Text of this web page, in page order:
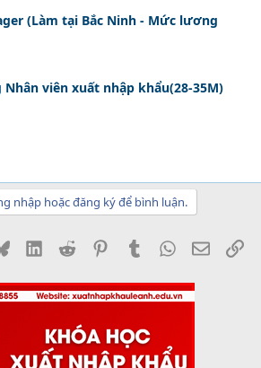
(Làm tại Bắc Ninh - Mức lương
viên xuất nhập khẩu(28-35M)
nhập hoặc đăng ký để bình luận.
BlueskyLinkedInReddit PinterestTumblrWhatsApp
Email